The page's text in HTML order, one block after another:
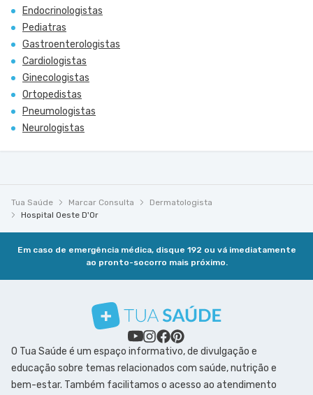
Endocrinologistas
Pediatras
Gastroenterologistas
Cardiologistas
Ginecologistas
Ortopedistas
Pneumologistas
Neurologistas
Tua Saúde Marcar Consulta
Dermatologista
Hospital Oeste D'Or
Em caso de emergência médica, disque 192 ou vá imediatamente
ao pronto-socorro mais próximo.
O Tua Saúde é um espaço informativo, de divulgação e
educação sobre temas relacionados com saúde, nutrição e
bem-estar. Também facilitamos o acesso ao atendimento